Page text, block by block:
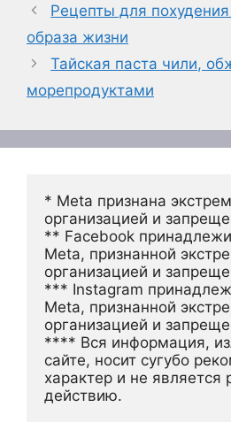
Рецепты для
образа жизни
Тайская паста чили,
морепродуктами
* Meta признана
организацией и
** Facebook
Meta, признанной
организацией и
*** Instagram
Meta, признанной
организацией и
**** Вся информация,
сайте, носит сугубо
характер и не является
действию.